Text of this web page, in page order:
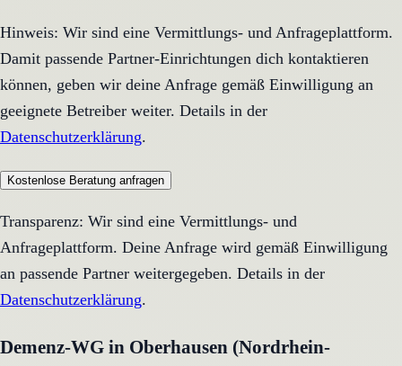
Hinweis: Wir sind eine Vermittlungs- und Anfrageplattform.
Damit passende Partner-Einrichtungen dich kontaktieren
können, geben wir deine Anfrage gemäß Einwilligung an
geeignete Betreiber weiter. Details in der
Datenschutzerklärung.
Kostenlose Beratung anfragen
Transparenz: Wir sind eine Vermittlungs- und
Anfrageplattform. Deine Anfrage wird gemäß Einwilligung
an passende Partner weitergegeben. Details in der
Datenschutzerklärung.
Demenz-WG in Oberhausen (Nordrhein-